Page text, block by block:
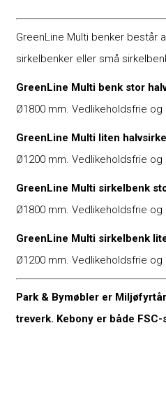
GreenLine Multi benker består
sirkelbenker eller små
GreenLine Multi benk stor
Ø1800 mm. Vedlikeholdsfrie
GreenLine Multi liten
Ø1200 mm. Vedlikeholdsfrie
GreenLine Multi sirkelbenk
Ø1800 mm. Vedlikeholdsfrie
GreenLine Multi sirkelbenk
Ø1200 mm. Vedlikeholdsfrie
Park & Bymøbler er
treverk. Kebony er både